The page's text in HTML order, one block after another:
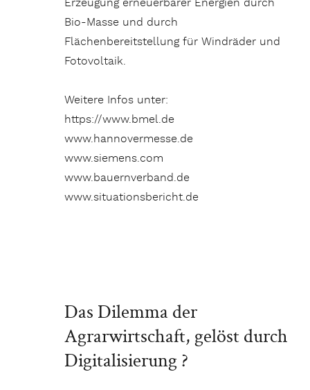
Erzeugung erneuerbarer Energien durch
Bio-Masse und durch
Flächenbereitstellung für Windräder und
Fotovoltaik.
Weitere Infos unter:
https://www.bmel.de
www.hannovermesse.de
www.siemens.com
www.bauernverband.de
www.situationsbericht.de
Das Dilemma der
Agrarwirtschaft, gelöst durch
Digitalisierung ?